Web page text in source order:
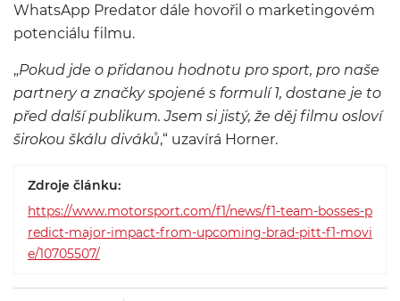
WhatsApp Predator dále hovořil o marketingovém
potenciálu filmu.
„Pokud jde o přidanou hodnotu pro sport, pro naše
partnery a značky spojené s formulí 1, dostane je to
před další publikum. Jsem si jistý, že děj filmu osloví
širokou škálu diváků,“ uzavírá Horner.
Zdroje článku:
https://www.motorsport.com/f1/news/f1-team-bosses-p
redict-major-impact-from-upcoming-brad-pitt-f1-movi
e/10705507/